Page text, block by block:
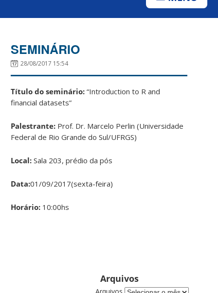
SEMINÁRIO
28/08/2017 15:54
Título do seminário:“Introduction to R and
financial datasets”
Palestrante: Prof. Dr. Marcelo Perlin (Universidade
Federal de Rio Grande do Sul/UFRGS)
Local: Sala 203, prédio da pós
Data:01/09/2017(sexta-feira)
Horário: 10:00hs
Arquivos